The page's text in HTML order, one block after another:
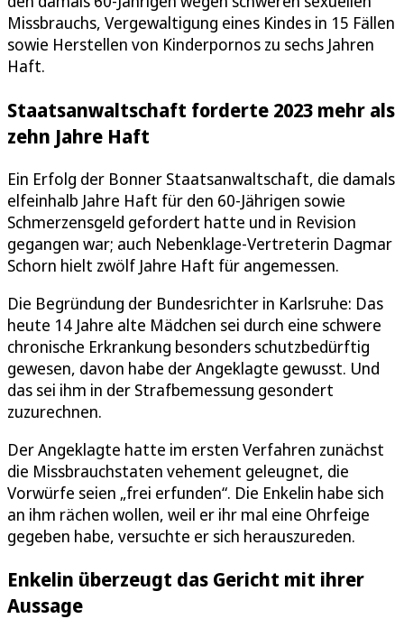
Missbrauchs, Vergewaltigung eines Kindes in 15 Fällen
sowie Herstellen von Kinderpornos zu sechs Jahren
Haft.
Staatsanwaltschaft forderte 2023 mehr als
zehn Jahre Haft
Ein Erfolg der Bonner Staatsanwaltschaft, die damals
elfeinhalb Jahre Haft für den 60-Jährigen sowie
Schmerzensgeld gefordert hatte und in Revision
gegangen war; auch Nebenklage-Vertreterin Dagmar
Schorn hielt zwölf Jahre Haft für angemessen.
Die Begründung der Bundesrichter in Karlsruhe: Das
heute 14 Jahre alte Mädchen sei durch eine schwere
chronische Erkrankung besonders schutzbedürftig
gewesen, davon habe der Angeklagte gewusst. Und
das sei ihm in der Strafbemessung gesondert
zuzurechnen.
Der Angeklagte hatte im ersten Verfahren zunächst
die Missbrauchstaten vehement geleugnet, die
Vorwürfe seien „frei erfunden“. Die Enkelin habe sich
an ihm rächen wollen, weil er ihr mal eine Ohrfeige
gegeben habe, versuchte er sich herauszureden.
Enkelin überzeugt das Gericht mit ihrer
Aussage